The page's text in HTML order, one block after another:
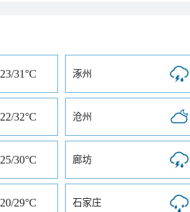
23/31°C 涿州
22/32°C 沧州
25/30°C 廊坊
20/29°C 石家庄